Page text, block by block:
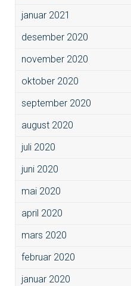
januar 2021
desember 2020
november 2020
oktober 2020
september 2020
august 2020
juli 2020
juni 2020
mai 2020
april 2020
mars 2020
februar 2020
januar 2020